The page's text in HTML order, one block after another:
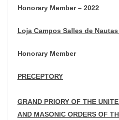
Honorary Member – 2022
Loja Campos Salles de
Honorary Member
PRECEPTORY
GRAND PRIORY OF THE
AND MASONIC ORDERS OF